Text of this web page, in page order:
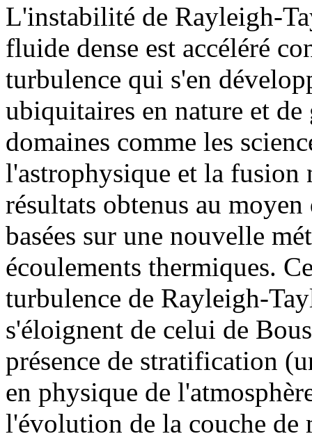
L'instabilité de Rayleigh-
fluide dense est accéléré
turbulence qui s'en
ubiquitaires en nature et de
domaines comme les
l'astrophysique et la fusion
résultats obtenus au
basées sur une nouvelle
écoulements thermiques.
turbulence de Rayleigh-
s'éloignent de celui de
présence de stratification
en physique de
l'évolution de la couche de